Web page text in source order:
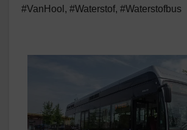
#VanHool , #Waterstof, #Waterstofbus